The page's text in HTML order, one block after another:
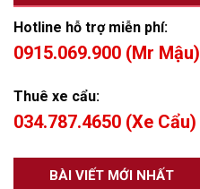
Hotline hỗ trợ miễn phí:
0915.069.900 (Mr Mậu)
Thuê xe cẩu:
034.787.4650 (Xe Cẩu)
BÀI VIẾT MỚI NHẤT